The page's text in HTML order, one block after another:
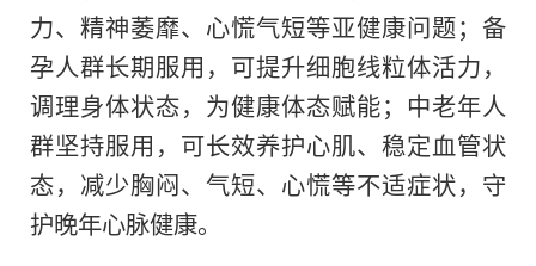
力、精神萎靡、心慌气短等亚健康问题；备
孕人群长期服用，可提升细胞线粒体活力，
调理身体状态，为健康体态赋能；中老年人
群坚持服用，可长效养护心肌、稳定血管状
态，减少胸闷、气短、心慌等不适症状，守
护晚年心脉健康。